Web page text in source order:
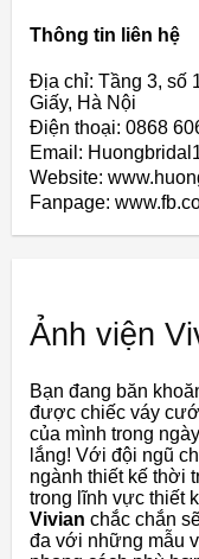
Thông tin liên hệ
Địa chỉ: Tầng 3, số
Giấy, Hà Nội
Điện thoại: 0868
Email:
Website:
Fanpage:
Ảnh viện
Bạn đang băn
được chiếc váy
của mình trong
lắng! Với đội ngũ
ngành thiết kế thời
trong lĩnh vực thiết
Vivian chắc chắn
đa với những mẫu